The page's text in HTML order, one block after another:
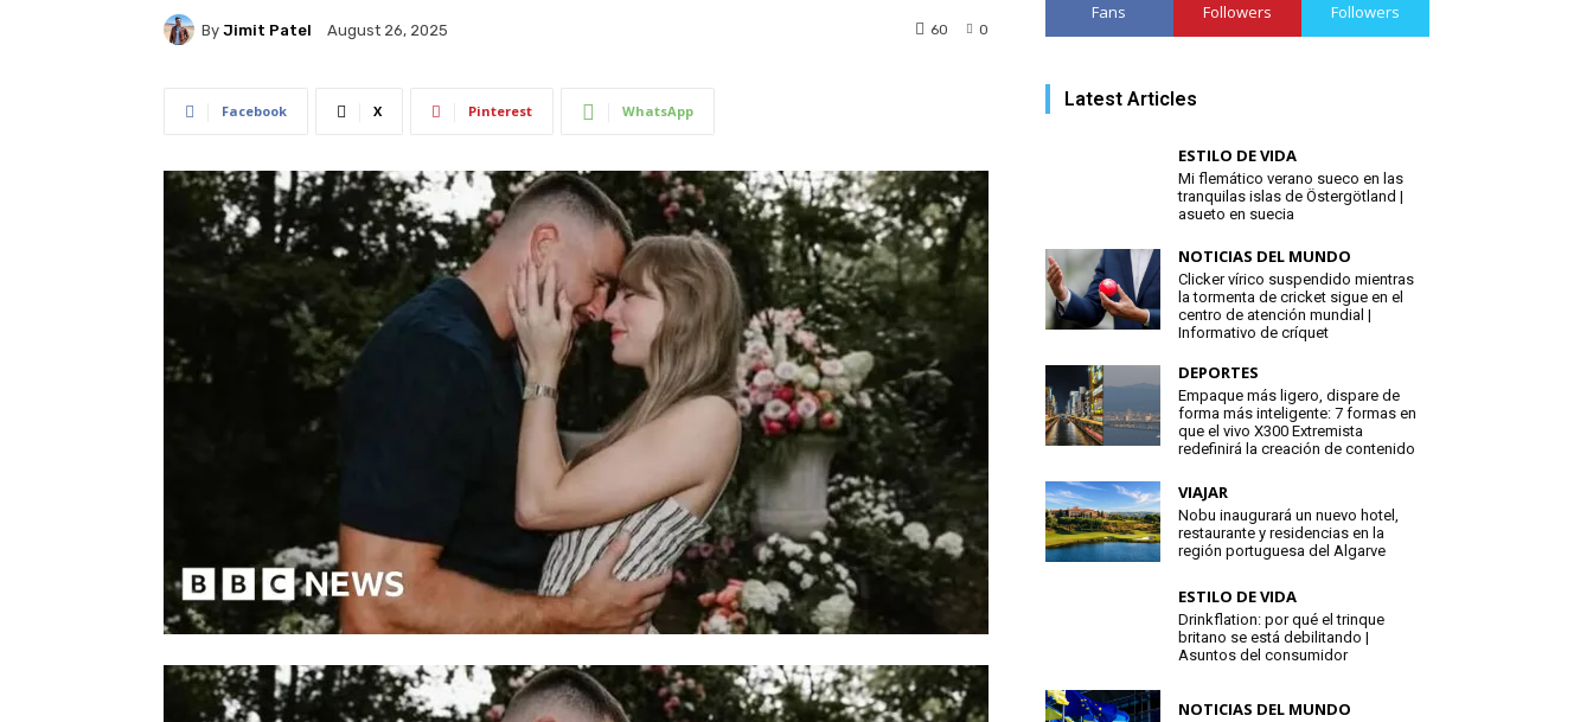
By Jimit Patel August 26, 2025 0
60
Facebook X Pinterest WhatsApp
Fans
Followers
Followers
Latest Articles
ESTILO DE VIDA
Mi flemático verano sueco en las
tranquilas islas de Östergötland |
asueto en suecia
NOTICIAS DEL MUNDO
Clicker vírico suspendido mientras
la tormenta de cricket sigue en el
centro de atención mundial |
Informativo de críquet
DEPORTES
Empaque más ligero, dispare de
forma más inteligente: 7 formas en
que el vivo X300 Extremista
redefinirá la creación de contenido
VIAJAR
Nobu inaugurará un nuevo hotel,
restaurante y residencias en la
región portuguesa del Algarve
ESTILO DE VIDA
Drinkflation: por qué el trinque
britano se está debilitando |
Asuntos del consumidor
NOTICIAS DEL MUNDO